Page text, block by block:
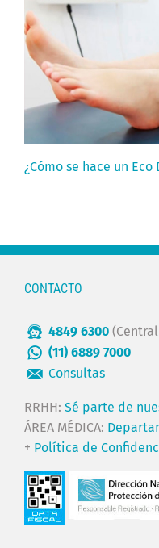
¿Cómo se hace un Eco
CONTACTO
4849 6300
(11) 6889 7000
Consultas
RRHH: Sé parte de
ÁREA MÉDICA:
+ Política de